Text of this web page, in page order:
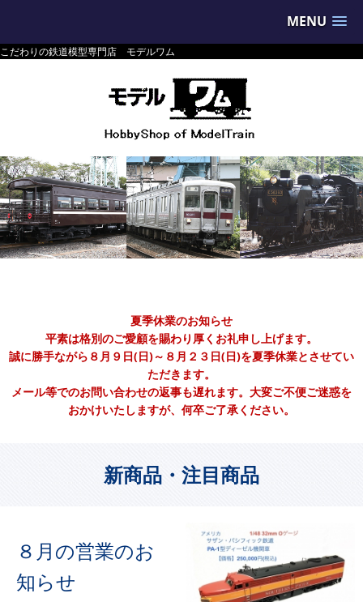
MENU
こだわりの鉄道模型専門店 モデルワム
夏季休業のお知らせ
平素は格別のご愛顧を賜わり厚くお礼申し上げます。
誠に勝手ながら８月９日(日)～８月２３日(日)を夏季休業とさせてい
ただきます。
メール等でのお問い合わせの返事も遅れます。大変ご不便ご迷惑を
おかけいたしますが、何卒ご了承ください。
新商品・注目商品
８月の営業のお
知らせ